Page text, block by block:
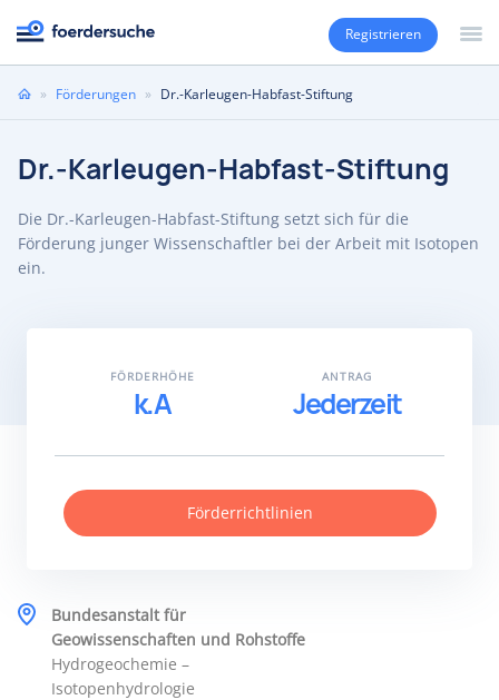
Registrieren
Sie» Förderungen » Dr.-Karleugen-Habfast-Stiftung
Dr.-Karleugen-Habfast-Stiftung
Die Dr.-Karleugen-Habfast-Stiftung setzt sich für die
Förderung junger Wissenschaftler bei der Arbeit mit Isotopen
ein.
Bundesanstalt für
Geowissenschaften und Rohstoffe
Hydrogeochemie –
Isotopenhydrologie
FÖRDERHÖHE
k.A
ANTRAG
Jederzeit
Förderrichtlinien